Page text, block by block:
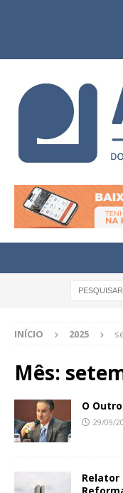
INÍCIO 2025
Mês:
O
29/09/